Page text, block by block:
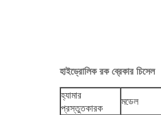
হাইড্রোলিক রক ব্রেকার চিসেল
হ্যামার
প্রস্তুতকারক
মডেল